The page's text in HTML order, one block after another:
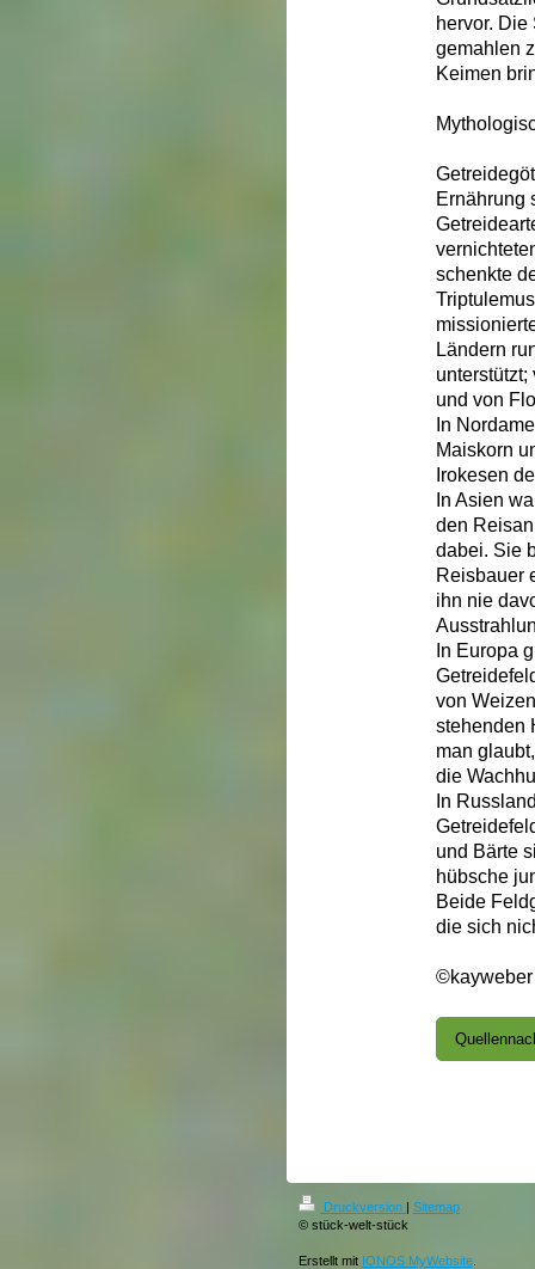
hervor. Die
gemahlen
Keimen
Ernährung
schenkte
Ländern
und von
In
Maiskorn
Irokesen
In Asien
den
dabei. Sie
Reisbauer
ihn nie
In Europa
von
stehenden
man
die
In
und Bärte
hübsche
Beide
die sich
©kayweber
Druckversion | Sitemap
© stück-welt-stück
Erstellt mit IONOS MyWebsite